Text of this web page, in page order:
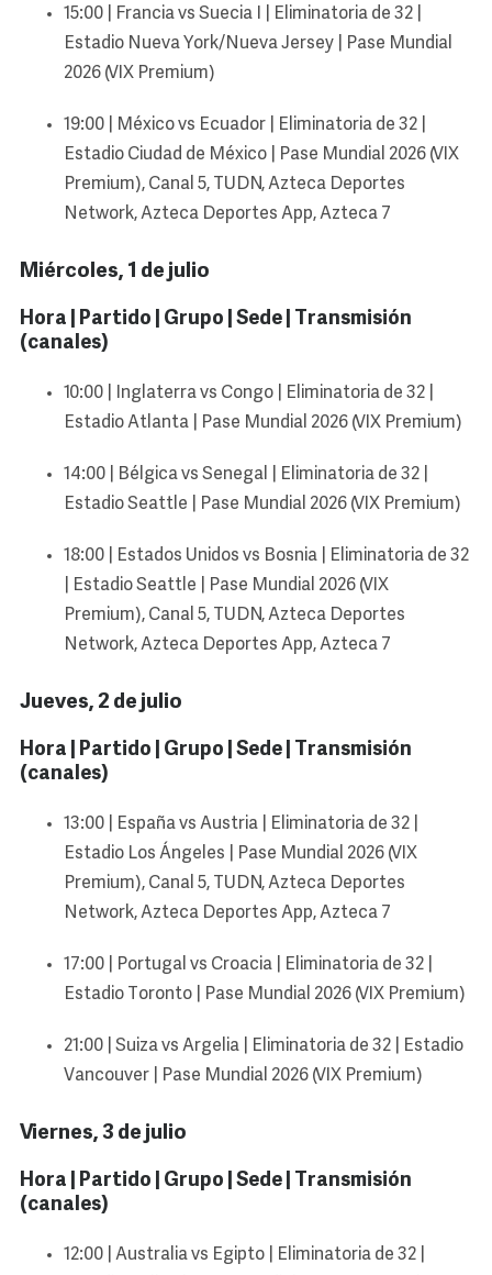
15:00 | Francia vs Suecia I | Eliminatoria de 32 |
Estadio Nueva York/Nueva Jersey | Pase Mundial
2026 (VIX Premium)
19:00 | México vs Ecuador | Eliminatoria de 32 |
Estadio Ciudad de México | Pase Mundial 2026 (VIX
Premium), Canal 5, TUDN, Azteca Deportes
Network, Azteca Deportes App, Azteca 7
Miércoles, 1 de julio
Hora | Partido | Grupo | Sede | Transmisión
(canales)
10:00 | Inglaterra vs Congo | Eliminatoria de 32 |
Estadio Atlanta | Pase Mundial 2026 (VIX Premium)
14:00 | Bélgica vs Senegal | Eliminatoria de 32 |
Estadio Seattle | Pase Mundial 2026 (VIX Premium)
18:00 | Estados Unidos vs Bosnia | Eliminatoria de 32
| Estadio Seattle | Pase Mundial 2026 (VIX
Premium), Canal 5, TUDN, Azteca Deportes
Network, Azteca Deportes App, Azteca 7
Jueves, 2 de julio
Hora | Partido | Grupo | Sede | Transmisión
(canales)
13:00 | España vs Austria | Eliminatoria de 32 |
Estadio Los Ángeles | Pase Mundial 2026 (VIX
Premium), Canal 5, TUDN, Azteca Deportes
Network, Azteca Deportes App, Azteca 7
17:00 | Portugal vs Croacia | Eliminatoria de 32 |
Estadio Toronto | Pase Mundial 2026 (VIX Premium)
21:00 | Suiza vs Argelia | Eliminatoria de 32 | Estadio
Vancouver | Pase Mundial 2026 (VIX Premium)
Viernes, 3 de julio
Hora | Partido | Grupo | Sede | Transmisión
(canales)
12:00 | Australia vs Egipto | Eliminatoria de 32 |